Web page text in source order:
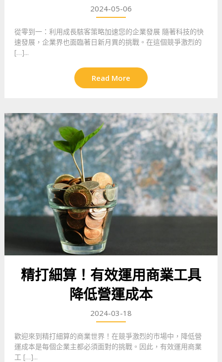
2024-05-06
從零到一：利用成長駭客策略加速您的企業發展 隨著科技的快
速發展，企業界也面臨著日新月異的挑戰。在這個競爭激烈的
[…]...
Read More
精打細算！有效運用商業工具
降低營運成本
2024-03-18
歡迎來到精打細算的商業世界！在競爭激烈的市場中，降低營
運成本是每個企業主都必須面對的挑戰。因此，有效運用商業
工 […]...